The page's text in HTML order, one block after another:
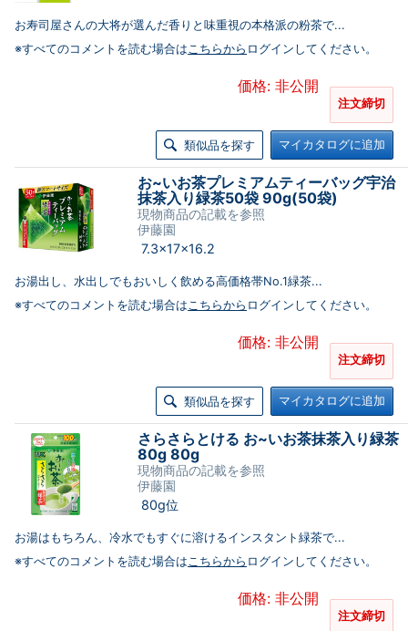
お寿司屋さんの大将が選んだ香りと味重視の本格派の粉茶で...
※すべてのコメントを読む場合はこちらから ログインしてください。
価格: 非公開
注文締切
類似品を探す マイカタログに追加
お~いお茶プレミアムティーバッグ宇治
抹茶入り緑茶50袋 90g(50袋)
現物商品の記載を参照
伊藤園
7.3×17×16.2
お湯出し、水出しでもおいしく飲める高価格帯No.1緑茶...
※すべてのコメントを読む場合はこちらから ログインしてください。
価格: 非公開
注文締切
類似品を探す マイカタログに追加
さらさらとける お~いお茶抹茶入り緑茶
80g 80g
現物商品の記載を参照
伊藤園
80g位
お湯はもちろん、冷水でもすぐに溶けるインスタント緑茶で...
※すべてのコメントを読む場合はこちらから ログインしてください。
価格: 非公開
注文締切